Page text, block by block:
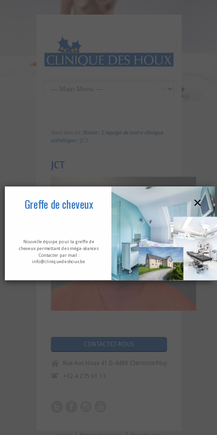
Home/ L’équipe de notre clinique
esthétique/ JCT
JCT
CONTACTEZ-NOUS
Rue Aux Houx 41 D-4480 Clermont/Huy
+32 4 275 61 13
Greffe de cheveux
Nouvelle équipe pour la greffe de
cheveux permettant des méga-séances
Contacter par mail :
info@cliniquedeshoux.be
×